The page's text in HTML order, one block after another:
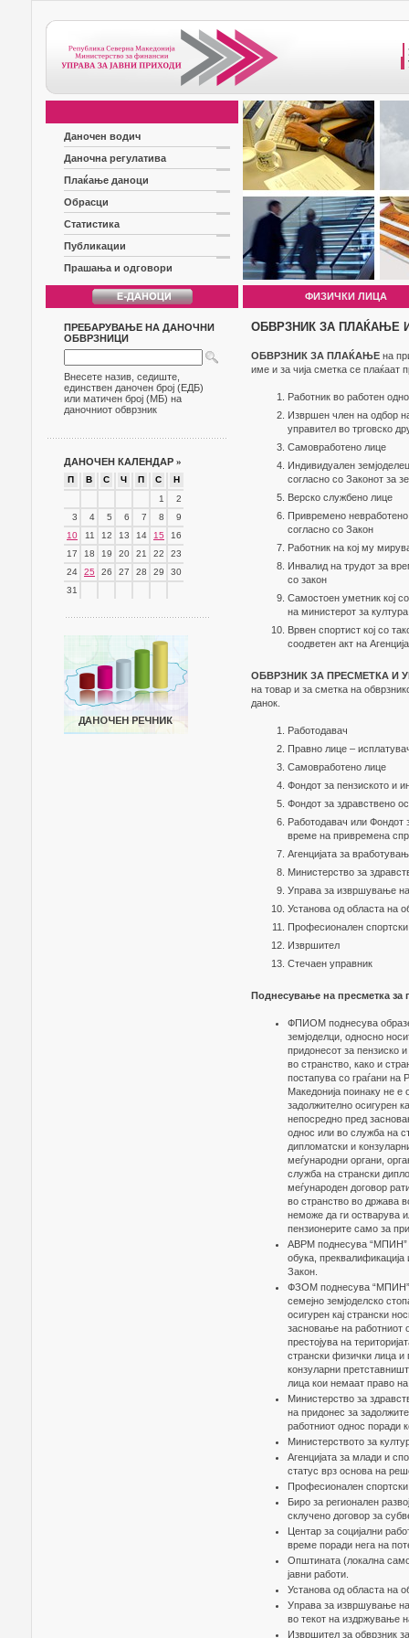
Даночен водич
Даночна регулатива
Плаќање даноци
Обрасци
Статистика
Публикации
Прашања и одговори
ФИЗИЧКИ ЛИЦА
ПРЕБАРУВАЊЕ НА ДАНОЧНИ
ОБВРЗНИЦИ
Внесете назив, седиште,
единствен даночен број (ЕДБ)
или матичен број (МБ) на
даночниот обврзник
ДАНОЧЕН КАЛЕНДАР »
П В С Ч П С
Н
1
2
3
4 5 6 7 8
9
10
11 12 13 14 15
16
17
18 19 20 21 22
23
24
25 26 27 28 29
30
31
ОБВРЗНИК ЗА ПЛАЌАЊЕ
ОБВРЗНИК ЗА ПЛАЌАЊЕ на
име и за чија сметка се плаќаат
Работник во работен
Извршен член на одбор
управител во трговско
Самовработено лице
Индивидуален
согласно со Законот за
Верско службено лице
Привремено
согласно со Закон
Работник на кој му
Инвалид на трудот за
со закон
Самостоен уметник кој
на министерот за култура
Врвен спортист кој со
соодветен акт на
ОБВРЗНИК ЗА ПРЕСМЕТКА И
на товар и за сметка на
данок.
Работодавач
Правно лице –
Самовработено лице
Фондот за пензиското и
Фондот за здравствено
Работодавач или Фондот
време на привремена
Агенцијата за
Министерство за
Управа за извршување
Установа од областа на
Професионален спортски
Извршител
Стечаен управник
Поднесување на пресметка за
ФПИОМ поднесува
земјоделци, односно
придонесот за пензиско
во странство, како и
постапува со граѓани на
Македонија поинаку не е
задолжително осигурен
непосредно пред
однос или во служба на
дипломатски и
меѓународни органи,
служба на странски
меѓународен договор
во странство во држава
неможе да ги остварува
пензионерите само за
АВРМ поднесува “МПИН”
обука,
Закон.
ФЗОМ поднесува “МПИН”
семејно земјоделско
осигурен кај странски
засновање на работниот
престојува на
странски физички лица и
конзуларни
лица кои немаат право
Министерство за
на придонес за
работниот однос поради
Министерството за
Агенцијата за млади и
статус врз основа на
Професионален
Биро за регионален
склучено договор за
Центар за социјални
време поради нега на
Општината (локална
јавни работи.
Установа од областа на
Управа за извршување
во текот на издржување
Извршител за обврзник